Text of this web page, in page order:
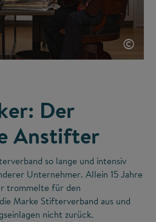
©
Der
Anstifter
so lange und intensiv
Unternehmer. Allein 15 Jahre
trommelte für den
Marke Stifterverband aus und
nicht zurück.